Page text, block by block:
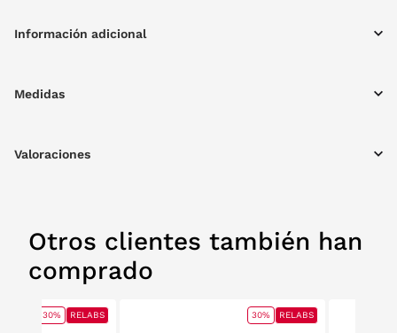
Información adicional
Medidas
Valoraciones
Otros clientes también han
comprado
30% RELABS 30% RELABS